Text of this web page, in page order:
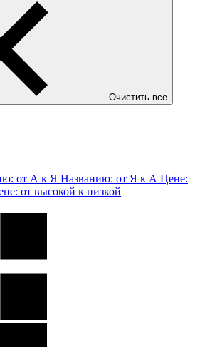
Очистить все
от А к Я Названию: от Я к А Цене:
от высокой к низкой